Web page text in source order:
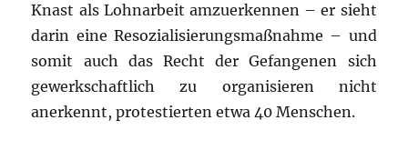
Knast als Lohnarbeit amzuerkennen – er sieht
darin eine Resozialisierungsmaßnahme – und
somit auch das Recht der Gefangenen sich
gewerkschaftlich zu organisieren nicht
anerkennt, protestierten etwa 40 Menschen.